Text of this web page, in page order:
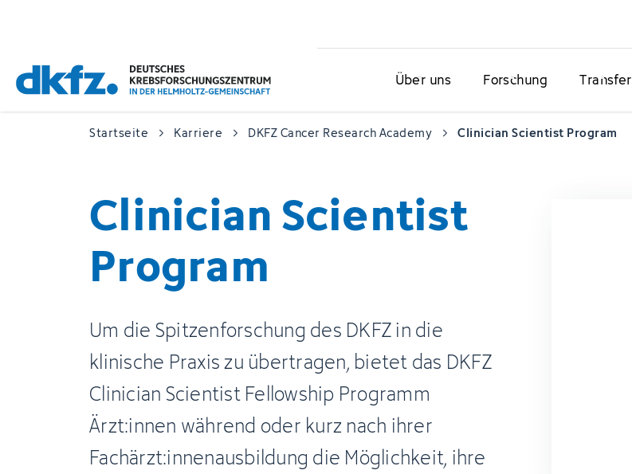
Über uns Forschung Transfer
Startseite Karriere DKFZ Cancer Research Academy Clinician Scientist Program
Clinician Scientist
Program
Um die Spitzenforschung des DKFZ in die
klinische Praxis zu übertragen, bietet das DKFZ
Clinician Scientist Fellowship Programm
Ärzt:innen während oder kurz nach ihrer
Fachärzt:innenausbildung die Möglichkeit, ihre